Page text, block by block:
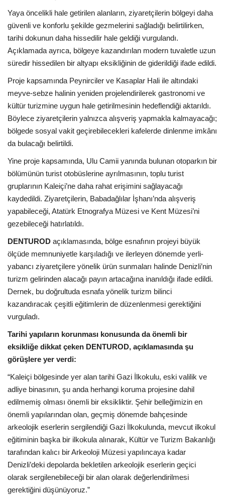
Köşe Yazarları
Galeri
Yaya öncelikli hale getirilen alanların, ziyaretçilerin bölgeyi daha
güvenli ve konforlu şekilde gezmelerini sağladığı belirtilirken,
tarihi dokunun daha hissedilir hale geldiği vurgulandı.
Açıklamada ayrıca, bölgeye kazandırılan modern tuvaletle uzun
süredir hissedilen bir altyapı eksikliğinin de giderildiği ifade edildi.
Proje kapsamında Peynirciler ve Kasaplar Hali ile altındaki
meyve-sebze halinin yeniden projelendirilerek gastronomi ve
kültür turizmine uygun hale getirilmesinin hedeflendiği aktarıldı.
Böylece ziyaretçilerin yalnızca alışveriş yapmakla kalmayacağı;
bölgede sosyal vakit geçirebilecekleri kafelerde dinlenme imkânı
da bulacağı belirtildi.
Yine proje kapsamında, Ulu Camii yanında bulunan otoparkın bir
bölümünün turist otobüslerine ayrılmasının, toplu turist
gruplarının Kaleiçi’ne daha rahat erişimini sağlayacağı
kaydedildi. Ziyaretçilerin, Babadağlılar İşhanı’nda alışveriş
yapabileceği, Atatürk Etnografya Müzesi ve Kent Müzesi’ni
gezebileceği hatırlatıldı.
DENTUROD açıklamasında, bölge esnafının projeyi büyük
ölçüde memnuniyetle karşıladığı ve ilerleyen dönemde yerli-
yabancı ziyaretçilere yönelik ürün sunmaları halinde Denizli’nin
turizm gelirinden alacağı payın artacağına inanıldığı ifade edildi.
Dernek, bu doğrultuda esnafa yönelik turizm bilinci
kazandıracak çeşitli eğitimlerin de düzenlenmesi gerektiğini
vurguladı.
Tarihi yapıların korunması konusunda da önemli bir
eksikliğe dikkat çeken DENTUROD, açıklamasında şu
görüşlere yer verdi:
“Kaleiçi bölgesinde yer alan tarihi Gazi İlkokulu, eski valilik ve
adliye binasının, şu anda herhangi koruma projesine dahil
edilmemiş olması önemli bir eksikliktir. Şehir belleğimizin en
önemli yapılarından olan, geçmiş dönemde bahçesinde
arkeolojik eserlerin sergilendiği Gazi İlkokulunda, mevcut ilkokul
eğitiminin başka bir ilkokula alınarak, Kültür ve Turizm Bakanlığı
tarafından kalıcı bir Arkeoloji Müzesi yapılıncaya kadar
Denizli’deki depolarda bekletilen arkeolojik eserlerin geçici
olarak sergilenebileceği bir alan olarak değerlendirilmesi
gerektiğini düşünüyoruz.”